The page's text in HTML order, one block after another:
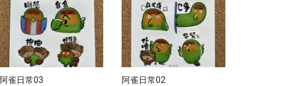
阿雀日常03 阿雀日常02